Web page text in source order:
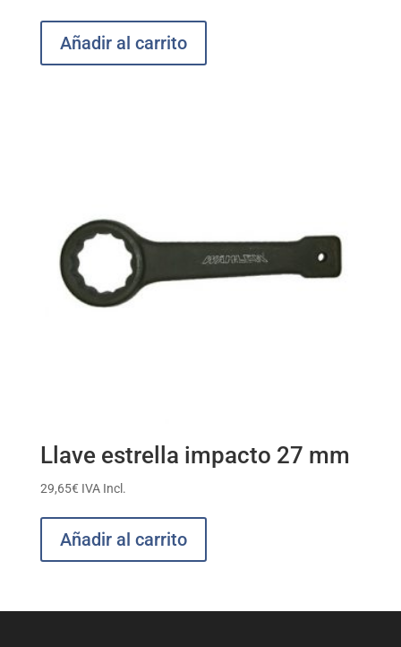
Añadir al carrito
Llave estrella impacto 27 mm
29,65€ IVA Incl.
Añadir al carrito